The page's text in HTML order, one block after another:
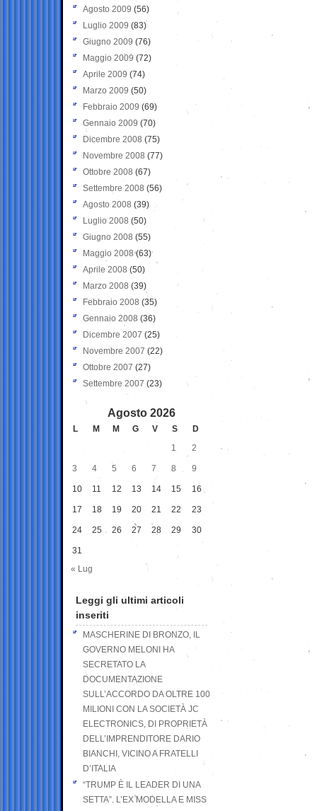
Agosto 2009 (56)
Luglio 2009 (83)
Giugno 2009 (76)
Maggio 2009 (72)
Aprile 2009 (74)
Marzo 2009 (50)
Febbraio 2009 (69)
Gennaio 2009 (70)
Dicembre 2008 (75)
Novembre 2008 (77)
Ottobre 2008 (67)
Settembre 2008 (56)
Agosto 2008 (39)
Luglio 2008 (50)
Giugno 2008 (55)
Maggio 2008(63)
Aprile 2008 (50)
Marzo 2008 (39)
Febbraio 2008 (35)
Gennaio 2008 (36)
Dicembre 2007 (25)
Novembre 2007 (22)
Ottobre 2007 (27)
Settembre 2007 (23)
Agosto 2026
L M M G V S
D
1
2
3 4 5 6 7 8 9
10 11 12 13 14 15 16
17 18 19 20 21 22 23
24 25 26 27 28 29 30
31
« Lug
Leggi gli ultimi articoli
inseriti
MASCHERINE DI BRONZO, IL
GOVERNO MELONI HA
SECRETATO LA
DOCUMENTAZIONE
SULL’ACCORDO DA OLTRE 100
MILIONI CON LA SOCIETÀ JC
ELECTRONICS, DI PROPRIETÀ
DELL’IMPRENDITORE DARIO
BIANCHI, VICINO A FRATELLI
D’ITALIA
“TRUMP È IL LEADER DI UNA
SETTA”. L’EX MODELLA E MISS